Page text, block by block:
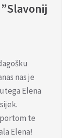
nas je
Elena
te
Elena!